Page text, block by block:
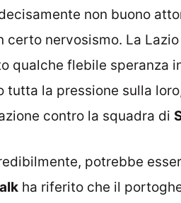
non buono
certo nervosismo. La
qualche flebile speranza
tutta la pressione sulla
contro la squadra di
potrebbe
ha riferito che il